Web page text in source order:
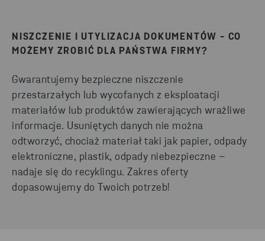
NISZCZENIE I UTYLIZACJA DOKUMENTÓW - CO
MOŻEMY ZROBIĆ DLA PAŃSTWA FIRMY?
Gwarantujemy bezpieczne niszczenie
przestarzałych lub wycofanych z eksploatacji
materiałów lub produktów zawierających wrażliwe
informacje. Usuniętych danych nie można
odtworzyć, chociaż materiał taki jak papier, odpady
elektroniczne, plastik, odpady niebezpieczne –
nadaje się do recyklingu. Zakres oferty
dopasowujemy do Twoich potrzeb!